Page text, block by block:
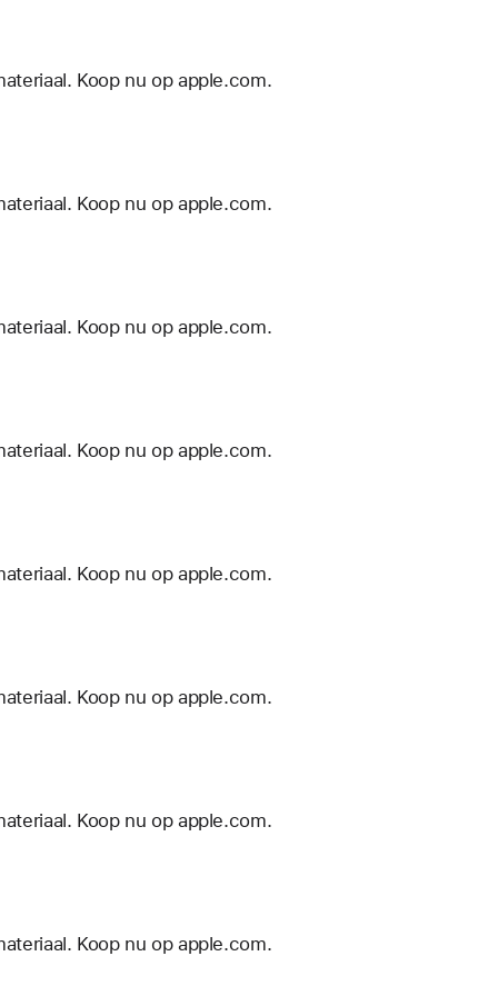
Koop nu op apple.com.
Koop nu op apple.com.
Koop nu op apple.com.
Koop nu op apple.com.
Koop nu op apple.com.
Koop nu op apple.com.
Koop nu op apple.com.
Koop nu op apple.com.